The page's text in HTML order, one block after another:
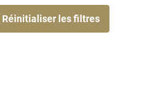
Réinitialiser les filtres